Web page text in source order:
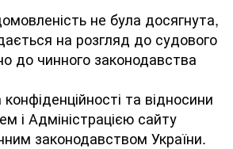
не була досягнута,
на розгляд до судового
до чинного законодавства
та відносини
і Адміністрацією сайту
законодавством України.